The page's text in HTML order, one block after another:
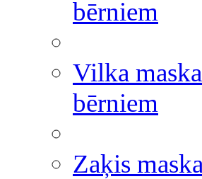
bērniem
Vilka maska
bērniem
Zaķis